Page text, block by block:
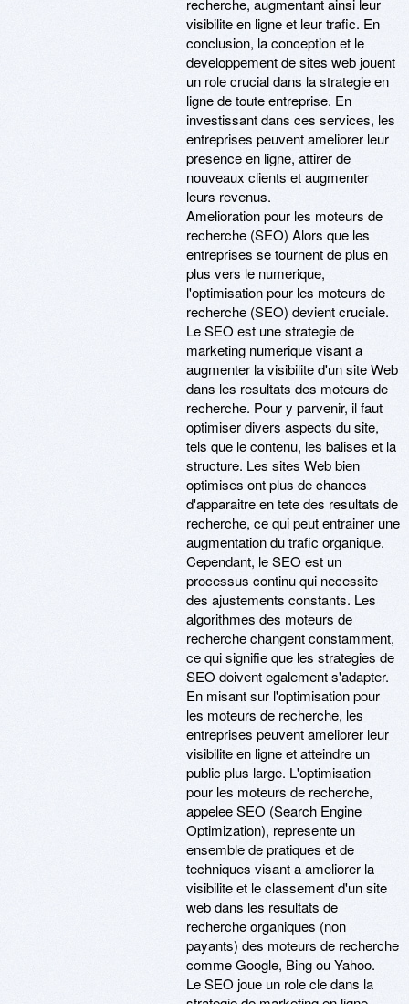
recherche, augmentant ainsi leur
visibilite en ligne et leur trafic. En
conclusion, la conception et le
developpement de sites web jouent
un role crucial dans la strategie en
ligne de toute entreprise. En
investissant dans ces services, les
entreprises peuvent ameliorer leur
presence en ligne, attirer de
nouveaux clients et augmenter
leurs revenus.
Amelioration pour les moteurs de
recherche (SEO) Alors que les
entreprises se tournent de plus en
plus vers le numerique,
l'optimisation pour les moteurs de
recherche (SEO) devient cruciale.
Le SEO est une strategie de
marketing numerique visant a
augmenter la visibilite d'un site Web
dans les resultats des moteurs de
recherche. Pour y parvenir, il faut
optimiser divers aspects du site,
tels que le contenu, les balises et la
structure. Les sites Web bien
optimises ont plus de chances
d'apparaitre en tete des resultats de
recherche, ce qui peut entrainer une
augmentation du trafic organique.
Cependant, le SEO est un
processus continu qui necessite
des ajustements constants. Les
algorithmes des moteurs de
recherche changent constamment,
ce qui signifie que les strategies de
SEO doivent egalement s'adapter.
En misant sur l'optimisation pour
les moteurs de recherche, les
entreprises peuvent ameliorer leur
visibilite en ligne et atteindre un
public plus large. L'optimisation
pour les moteurs de recherche,
appelee SEO (Search Engine
Optimization), represente un
ensemble de pratiques et de
techniques visant a ameliorer la
visibilite et le classement d'un site
web dans les resultats de
recherche organiques (non
payants) des moteurs de recherche
comme Google, Bing ou Yahoo.
Le SEO joue un role cle dans la